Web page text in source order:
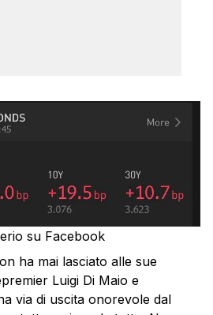
su Facebook
ha mai lasciato alle sue
Luigi Di Maio e
via di uscita onorevole dal